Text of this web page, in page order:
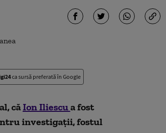
ca sursă preferată în Google
căIon Iliescua fost
investigații, fostul